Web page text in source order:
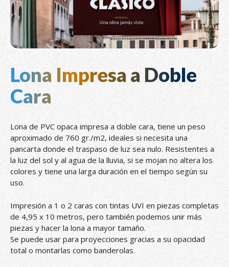
Lona Impresa a Doble
Cara
Lona de PVC opaca impresa a doble cara, tiene un peso
aproximado de 760 gr./m2, ideales si necesita una
pancarta donde el traspaso de luz sea nulo. Resistentes a
la luz del sol y al agua de la lluvia, si se mojan no altera los
colores y tiene una larga duración en el tiempo según su
uso.
Impresión a 1 o 2 caras con tintas UVI en piezas completas
de 4,95 x 10 metros, pero también podemos unir más
piezas y hacer la lona a mayor tamaño.
Se puede usar para proyecciones gracias a su opacidad
total o montarlas como banderolas.